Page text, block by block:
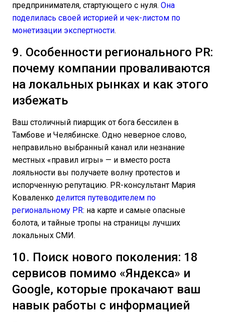
предпринимателя, стартующего с нуля. Она
поделилась своей историей и чек-листом по
монетизации экспертности.
9. Особенности регионального PR:
почему компании проваливаются
на локальных рынках и как этого
избежать
Ваш столичный пиарщик от бога бессилен в
Тамбове и Челябинске. Одно неверное слово,
неправильно выбранный канал или незнание
местных «правил игры» — и вместо роста
лояльности вы получаете волну протестов и
испорченную репутацию. PR-консультант Мария
Коваленко делится путеводителем по
региональному PR: на карте и самые опасные
болота, и тайные тропы на страницы лучших
локальных СМИ.
10. Поиск нового поколения: 18
сервисов помимо «Яндекса» и
Google, которые прокачают ваш
навык работы с информацией